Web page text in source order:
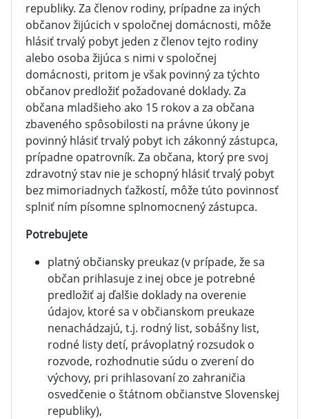
republiky. Za členov rodiny, prípadne za iných
občanov žijúcich v spoločnej domácnosti, môže
hlásiť trvalý pobyt jeden z členov tejto rodiny
alebo osoba žijúca s nimi v spoločnej
domácnosti, pritom je však povinný za týchto
občanov predložiť požadované doklady. Za
občana mladšieho ako 15 rokov a za občana
zbaveného spôsobilosti na právne úkony je
povinný hlásiť trvalý pobyt ich zákonný zástupca,
prípadne opatrovník. Za občana, ktorý pre svoj
zdravotný stav nie je schopný hlásiť trvalý pobyt
bez mimoriadnych ťažkostí, môže túto povinnosť
splniť ním písomne splnomocnený zástupca.
Potrebujete
platný občiansky preukaz (v prípade, že sa
občan prihlasuje z inej obce je potrebné
predložiť aj ďalšie doklady na overenie
údajov, ktoré sa v občianskom preukaze
nenachádzajú, t.j. rodný list, sobášny list,
rodné listy detí, právoplatný rozsudok o
rozvode, rozhodnutie súdu o zverení do
výchovy, pri prihlasovaní zo zahraničia
osvedčenie o štátnom občianstve Slovenskej
republiky),